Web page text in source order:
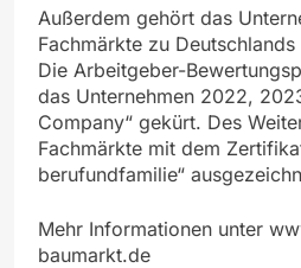
Außerdem gehört das
Fachmärkte zu
Die Arbeitgeber-
das Unternehmen 2022,
Company“ gekürt. Des
Fachmärkte mit dem
berufundfamilie“
Mehr Informationen unter
baumarkt.de